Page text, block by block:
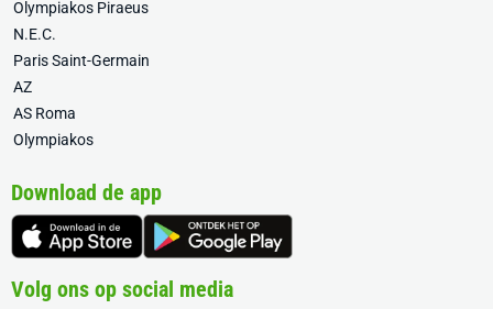
Olympiakos Piraeus
N.E.C.
Paris Saint-Germain
AZ
AS Roma
Olympiakos
Download de app
Volg ons op social media